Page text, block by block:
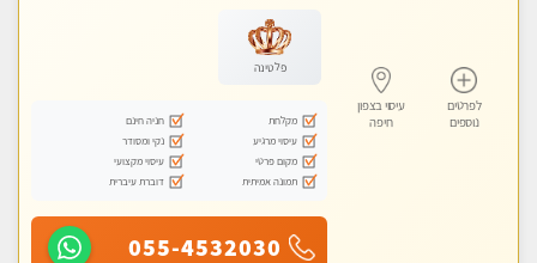
לפרטים
נוספים
עיסוי בצפון
חיפה
פלטינה
מקלחת
חניה חינם
עיסוי מרגיע
נקי ומסודר
מקום פרטי
עיסוי מקצועי
תמונה אמיתית
דוברת עיברית
055-4532030